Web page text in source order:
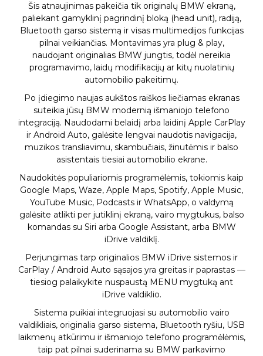
Šis atnaujinimas pakeičia tik originalų BMW ekraną,
paliekant gamyklinį pagrindinį bloką (head unit), radiją,
Bluetooth garso sistemą ir visas multimedijos funkcijas
pilnai veikiančias. Montavimas yra plug & play,
naudojant originalias BMW jungtis, todėl nereikia
programavimo, laidų modifikacijų ar kitų nuolatinių
automobilio pakeitimų.
Po įdiegimo naujas aukštos raiškos liečiamas ekranas
suteikia jūsų BMW modernią išmaniojo telefono
integraciją. Naudodami belaidį arba laidinį Apple CarPlay
ir Android Auto, galėsite lengvai naudotis navigacija,
muzikos transliavimu, skambučiais, žinutėmis ir balso
asistentais tiesiai automobilio ekrane.
Naudokitės populiariomis programėlėmis, tokiomis kaip
Google Maps, Waze, Apple Maps, Spotify, Apple Music,
YouTube Music, Podcasts ir WhatsApp, o valdymą
galėsite atlikti per jutiklinį ekraną, vairo mygtukus, balso
komandas su Siri arba Google Assistant, arba BMW
iDrive valdiklį.
Perjungimas tarp originalios BMW iDrive sistemos ir
CarPlay / Android Auto sąsajos yra greitas ir paprastas —
tiesiog palaikykite nuspaustą MENU mygtuką ant
iDrive valdiklio.
Sistema puikiai integruojasi su automobilio vairo
valdikliais, originalia garso sistema, Bluetooth ryšiu, USB
laikmenų atkūrimu ir išmaniojo telefono programėlėmis,
taip pat pilnai suderinama su BMW parkavimo